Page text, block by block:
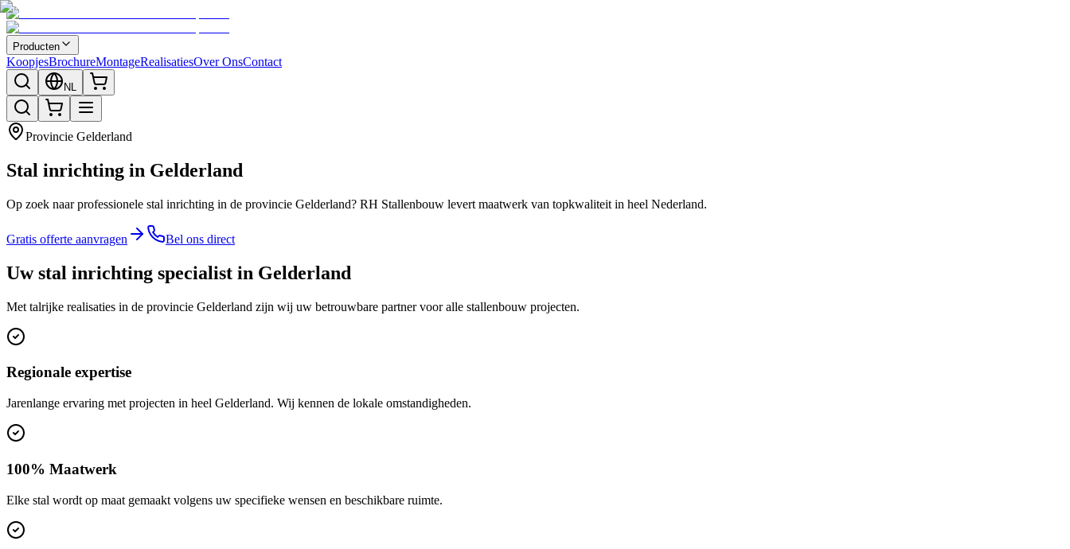
Producten
KoopjesBrochureMontageRealisatiesOver OnsContact
NL
Provincie Gelderland
Stal inrichting in Gelderland
Op zoek naar professionele stal inrichting in de provincie Gelderland? RH Stallenbouw levert maatwerk van topkwaliteit in heel Nederland.
Gratis offerte aanvragen Bel ons direct
Uw stal inrichting specialist in Gelderland
Met talrijke realisaties in de provincie Gelderland zijn wij uw betrouwbare partner voor alle stallenbouw projecten.
Regionale expertise
Jarenlange ervaring met projecten in heel Gelderland. Wij kennen de lokale omstandigheden.
100% Maatwerk
Elke stal wordt op maat gemaakt volgens uw specifieke wensen en beschikbare ruimte.